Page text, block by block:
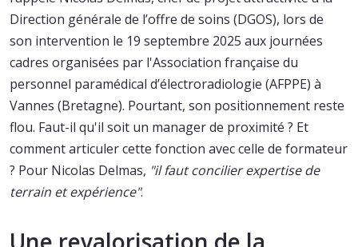
Direction générale de l’offre de soins (DGOS), lors de
son intervention le 19 septembre 2025 aux journées
cadres organisées par l'Association française du
personnel paramédical d’électroradiologie (AFPPE) à
Vannes (Bretagne). Pourtant, son positionnement reste
flou. Faut-il qu'il soit un manager de proximité ? Et
comment articuler cette fonction avec celle de formateur
? Pour Nicolas Delmas, "il faut concilier expertise de
terrain et expérience".